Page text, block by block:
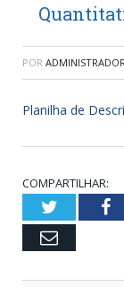
POR
Planilha de
COMPARTILHAR:
Twitter
Email